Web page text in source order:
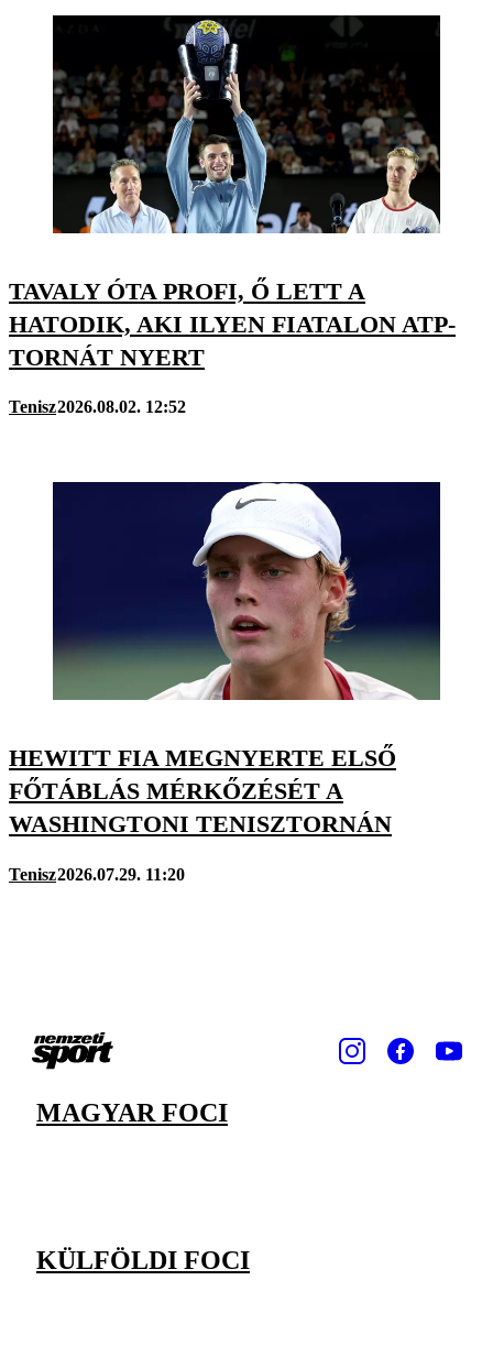
TAVALY ÓTA PROFI, Ő LETT A
HATODIK, AKI ILYEN FIATALON ATP-
TORNÁT NYERT
Tenisz2026.08.02. 12:52
HEWITT FIA MEGNYERTE ELSŐ
FŐTÁBLÁS MÉRKŐZÉSÉT A
WASHINGTONI TENISZTORNÁN
Tenisz2026.07.29. 11:20
MAGYAR FOCI
KÜLFÖLDI FOCI